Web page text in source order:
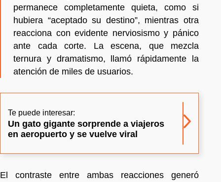
permanece completamente quieta, como si
hubiera “aceptado su destino”, mientras otra
reacciona con evidente nerviosismo y pánico
ante cada corte. La escena, que mezcla
ternura y dramatismo, llamó rápidamente la
atención de miles de usuarios.
Te puede interesar:
Un gato gigante sorprende a viajeros
en aeropuerto y se vuelve viral
El contraste entre ambas reacciones generó